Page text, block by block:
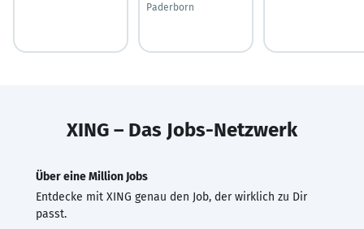
Paderborn
XING – Das Jobs-Netzwerk
Über eine Million Jobs
Entdecke mit XING genau den Job, der wirklich zu Dir
passt.